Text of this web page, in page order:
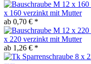
x 160 verzinkt mit Mutter
ab 0,70 € *
x 220 verzinkt mit Mutter
ab 1,26 € *